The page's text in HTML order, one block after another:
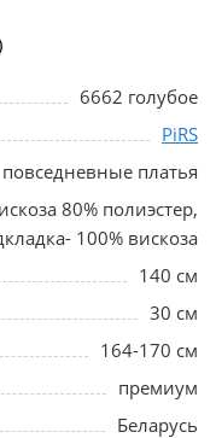
6662 голубое
PiRS
повседневные платья
80% полиэстер,
100% вискоза
140 см
30 см
164-170 см
премиум
Беларусь